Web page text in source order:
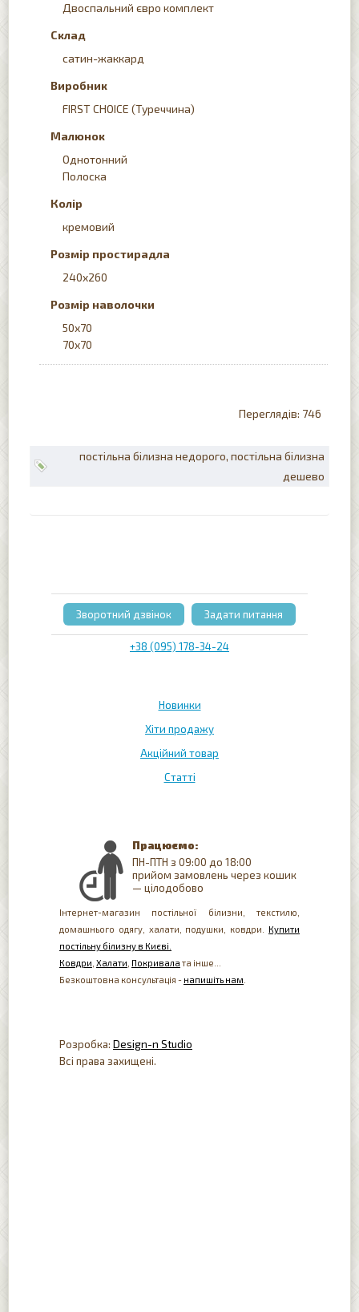
Двоспальний євро комплект
Склад
сатин-жаккард
Виробник
FIRST CHOICE (Туреччина)
Малюнок
Однотонний
Полоска
Колір
кремовий
Розмір простирадла
240x260
Розмір наволочки
50х70
70x70
746
постільна білизна недорого постільна білизна
дешево
Новинки
Хіти продажу
Акційний товар
Статті
+38 (095) 178-34-24
Зворотний дзвінок Задати питання
Працюємо:
ПН-ПТН з 09:00 до 18:00
прийом замовлень через кошик
— цілодобово
Інтернет-магазин постільної білизни, текстилю,
домашнього одягу, халати, подушки, ковдри. Купити
постільну білизну в Києві.
Ковдри Халати Покривала та інше...
Безкоштовна консультація - напишіть нам
Розробка: Design-n Studio
Всі права захищені.